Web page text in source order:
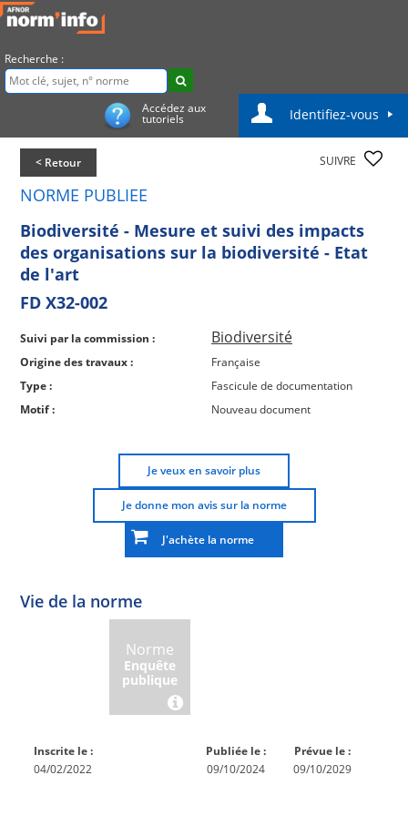
Recherche :
Accédez aux
tutoriels Identifiez-vous
< Retour SUIVRE
NORME PUBLIEE
Biodiversité - Mesure et suivi des impacts
des organisations sur la biodiversité - Etat
de l'art
FD X32-002
Suivi par la commission : Biodiversité
Origine des travaux :
Française
Type :
Fascicule de documentation
Motif :
Nouveau document
Je veux en savoir plus
Je donne mon avis sur la norme
J'achète la norme
Vie de la norme
Inscrite le :
04/02/2022
Norme
Enquête
publique
Publiée le :
09/10/2024
Prévue le :
09/10/2029